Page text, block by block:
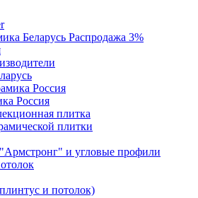
Беларусь Распродажа 3%
Россия
Россия
плитка
плитки
и угловые профили
и потолок)